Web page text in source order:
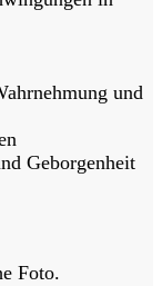
und
Geborgenheit
Foto.